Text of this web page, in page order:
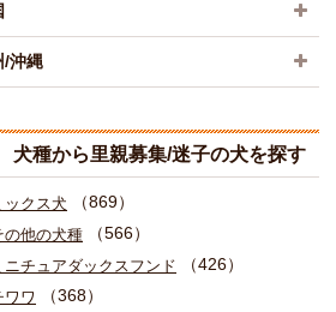
/沖縄
犬種から里親募集/迷子の犬を探す
ックス犬 （869）
の他の犬種 （566）
ニチュアダックスフンド （426）
ワワ （368）